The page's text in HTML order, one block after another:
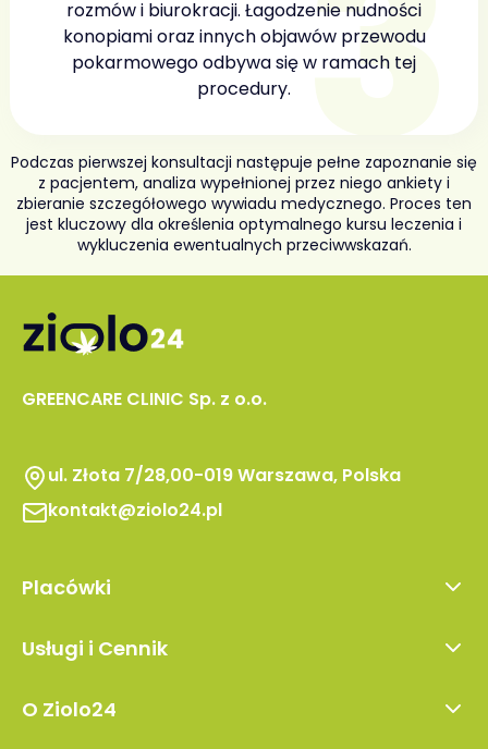
rozmów i biurokracji. Łagodzenie nudności
konopiami oraz innych objawów przewodu
pokarmowego odbywa się w ramach tej
procedury.
Podczas pierwszej konsultacji następuje pełne zapoznanie się
z pacjentem, analiza wypełnionej przez niego ankiety i
zbieranie szczegółowego wywiadu medycznego. Proces ten
jest kluczowy dla określenia optymalnego kursu leczenia i
wykluczenia ewentualnych przeciwwskazań.
GREENCARE CLINIC Sp. z o.o.
ul. Złota 7/28,00-019 Warszawa, Polska
kontakt@ziolo24.pl
Placówki
Lublin
Kraków
Usługi i Cennik
Wizyta kontrolna
O Ziolo24